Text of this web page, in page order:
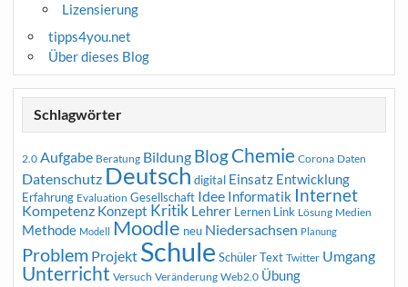
Lizensierung
tipps4you.net
Über dieses Blog
Schlagwörter
2.0 Aufgabe Beratung Bildung BlogChemie Corona Daten
Datenschutz Deutsch digital Einsatz Entwicklung
Erfahrung Evaluation Gesellschaft Idee Informatik Internet
Kompetenz Konzept Kritik Lehrer Lernen Link Lösung Medien
Methode Modell Moodle neu Niedersachsen Planung
Problem Projekt Schule Schüler Text Twitter Umgang
Unterricht Versuch Veränderung Web2.0 Übung